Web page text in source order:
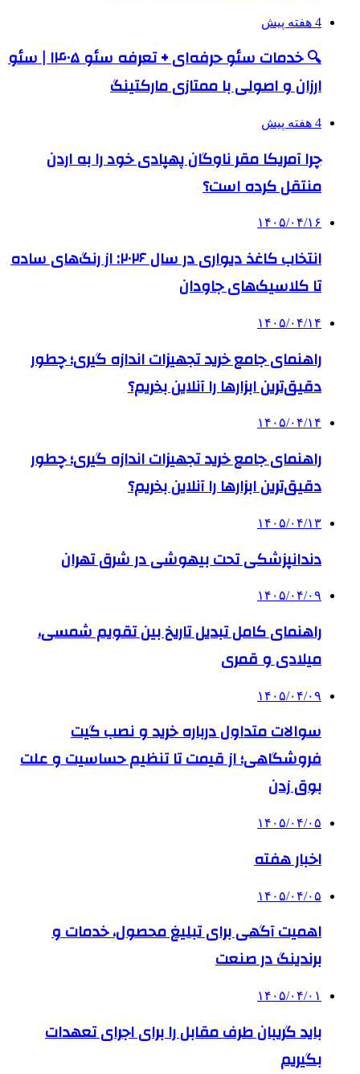
4 هفته پیش
🔍 خدمات سئو حرفه‌ای + تعرفه سئو ۱۴۰۵ | سئو
ارزان و اصولی با ممتازی مارکتینگ
4 هفته پیش
چرا آمریکا مقر ناوگان پهپادی خود را به اردن
منتقل کرده است؟
۱۴۰۵/۰۴/۱۶
انتخاب کاغذ دیواری در سال ۲۰۲۶: از رنگ‌های ساده
تا کلاسیک‌های جاودان
۱۴۰۵/۰۴/۱۴
راهنمای جامع خرید تجهیزات اندازه گیری؛ چطور
دقیق‌ترین ابزارها را آنلاین بخریم؟
۱۴۰۵/۰۴/۱۴
راهنمای جامع خرید تجهیزات اندازه گیری؛ چطور
دقیق‌ترین ابزارها را آنلاین بخریم؟
۱۴۰۵/۰۴/۱۳
دندانپزشکی تحت بیهوشی در شرق تهران
۱۴۰۵/۰۴/۰۹
راهنمای کامل تبدیل تاریخ بین تقویم شمسی،
میلادی و قمری
۱۴۰۵/۰۴/۰۹
سوالات متداول درباره خرید و نصب گیت
فروشگاهی؛ از قیمت تا تنظیم حساسیت و علت
بوق زدن
۱۴۰۵/۰۴/۰۵
اخبار هفته
۱۴۰۵/۰۴/۰۵
اهمیت آگهی برای تبلیغ محصول، خدمات و
برندینگ در صنعت
۱۴۰۵/۰۴/۰۱
باید گریبان طرف مقابل را برای اجرای تعهدات
بگیریم